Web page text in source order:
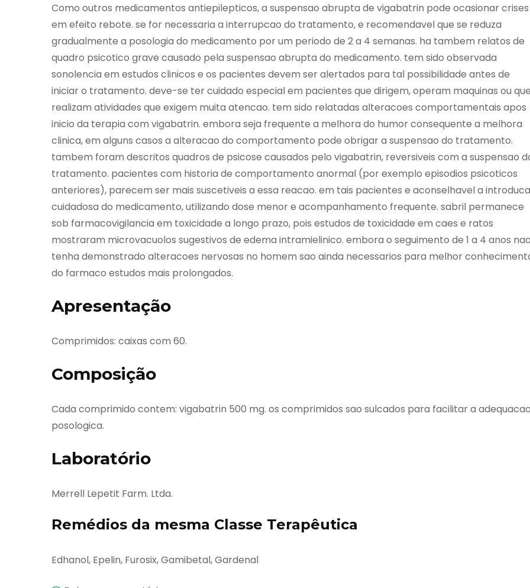
Como outros medicamentos antiepilepticos, a suspensao abrupta de vigabatrin pode ocasionar crises
em efeito rebote. se for necessaria a interrupcao do tratamento, e recomendavel que se reduza
gradualmente a posologia do medicamento por um periodo de 2 a 4 semanas. ha tambem relatos de
quadro psicotico grave causado pela suspensao abrupta do medicamento. tem sido observada
sonolencia em estudos clinicos e os pacientes devem ser alertados para tal possibilidade antes de
iniciar o tratamento. deve-se ter cuidado especial em pacientes que dirigem, operam maquinas ou que
realizam atividades que exigem muita atencao. tem sido relatadas alteracoes comportamentais apos
inicio da terapia com vigabatrin. embora seja frequente a melhora do humor consequente a melhora
clinica, em alguns casos a alteracao do comportamento pode obrigar a suspensao do tratamento.
tambem foram descritos quadros de psicose causados pelo vigabatrin, reversiveis com a suspensao
tratamento. pacientes com historia de comportamento anormal (por exemplo episodios psicoticos
anteriores), parecem ser mais suscetiveis a essa reacao. em tais pacientes e aconselhavel a
cuidadosa do medicamento, utilizando dose menor e acompanhamento frequente. sabril permanece
sob farmacovigilancia em toxicidade a longo prazo, pois estudos de toxicidade em caes e ratos
mostraram microvacuolos sugestivos de edema intramielinico. embora o seguimento de 1 a 4 anos nao
tenha demonstrado alteracoes nervosas no homem sao ainda necessarios para melhor
do farmaco estudos mais prolongados.
Apresentação
Comprimidos: caixas com 60.
Composição
Cada comprimido contem: vigabatrin 500 mg. os comprimidos sao sulcados para facilitar a adequacao
posologica.
Laboratório
Merrell Lepetit Farm. Ltda.
Remédios da mesma Classe Terapêutica
Edhanol, Epelin, Furosix, Gamibetal, Gardenal